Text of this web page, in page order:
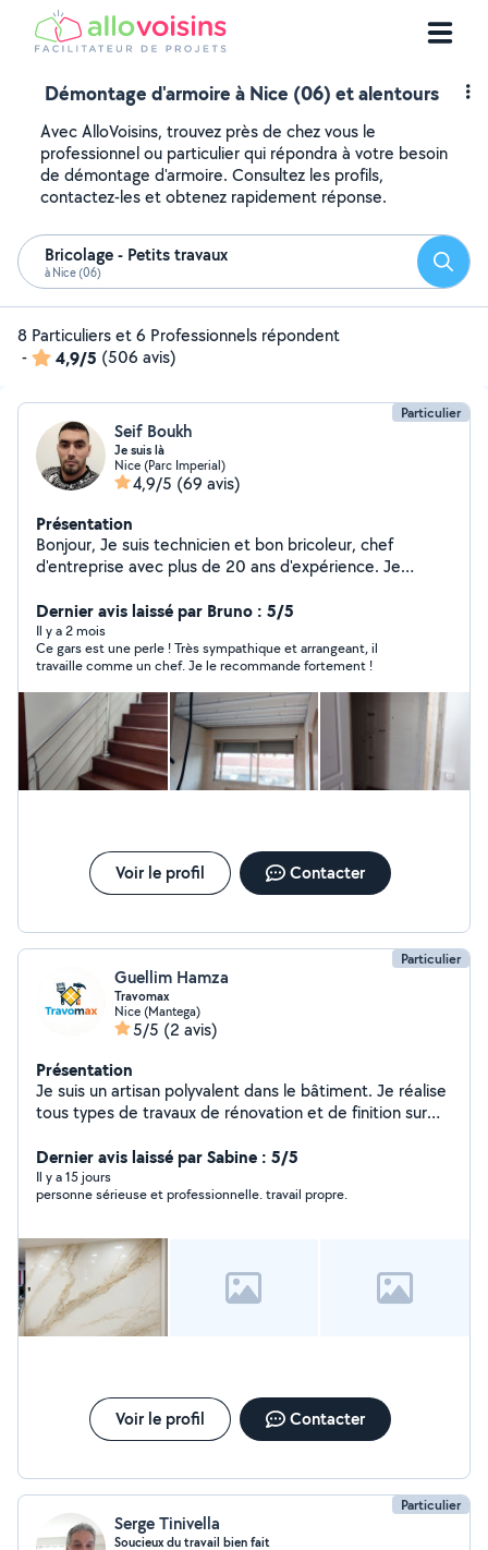
Démontage d'armoire à Nice (06) et alentours
Avec AlloVoisins, trouvez près de chez vous le
professionnel ou particulier qui répondra à votre besoin
de démontage d'armoire. Consultez les profils,
contactez-les et obtenez rapidement réponse.
Bricolage - Petits travaux
à Nice (06)
8 Particuliers et 6 Professionnels répondent
-
4,9/5 (506 avis)
Particulier
Seif Boukh
Je suis là
Nice (Parc Imperial)
4,9/5 (69 avis)
Présentation
Bonjour, Je suis technicien et bon bricoleur, chef
d'entreprise avec plus de 20 ans d'expérience. Je
selon mes disponibilités. Il m'arrive parfois de recevoir
des demandes privées en dehors du périmètre
d'activité enregistré sur Allô Voisin. Dans ce cas, je ne
peux malheureusement pas y répondre en raison des
paramètres de la plateforme. En cas d'absence de
réponse à votre appel, merci de bien vouloir me laisser
un SMS au numéro indiqué sur mon profil. Étant souvent
en intervention, il m'arrive de rentrer tard. Merci pour
votre compréhension et à bientôt !
Dernier avis laissé par Bruno : 5/5
Il y a 2 mois
Ce gars est une perle ! Très sympathique et arrangeant, il
travaille comme un chef. Je le recommande fortement !
Voir le profil Contacter
Particulier
Guellim Hamza
Travomax
Nice (Mantega)
5/5 (2 avis)
Présentation
Je suis un artisan polyvalent dans le bâtiment. Je réalise
tous types de travaux de rénovation et de finition sur
extérieure * Pose de carrelage et parquet * Montage et
installation de meubles * Maçonnerie * Placo et bandes
* Pose de toile de verre * Petite plomberie * Petits
Je travaille sérieusement, proprement et avec soin pour
offrir un travail de qualité. Je peux intervenir pour des
petits comme des grands travaux de rénovation.
Dernier avis laissé par Sabine : 5/5
Il y a 15 jours
personne sérieuse et professionnelle. travail propre.
Voir le profil Contacter
Particulier
Serge Tinivella
Soucieux du travail bien fait